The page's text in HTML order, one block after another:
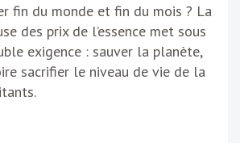
fin du monde et fin du mois ? La
des prix de l’essence met sous
exigence : sauver la planète,
sacrifier le niveau de vie de la